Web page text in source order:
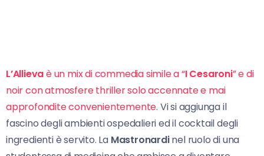
L’Allievaè un mix di commedia simile a “I Cesaroni” e di
noir con atmosfere thriller solo accennate e mai
approfondite convenientemente. Vi si aggiunga il
fascino degli ambienti ospedalieri ed il cocktail degli
ingredienti è servito. La Mastronardinel ruolo di una